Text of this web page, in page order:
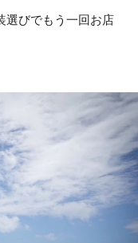
選びでもう一回お店